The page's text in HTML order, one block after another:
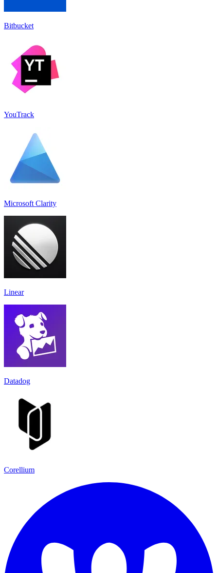
Bitbucket
YouTrack
Microsoft Clarity
Linear
Datadog
Corellium